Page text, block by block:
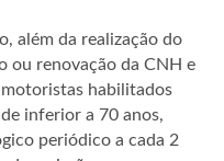
além da realização do
ou renovação da CNH e
motoristas habilitados
inferior a 70 anos,
periódico a cada 2